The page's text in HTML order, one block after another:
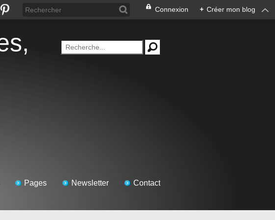
Connexion + Créer mon blog
Pages Newsletter Contact